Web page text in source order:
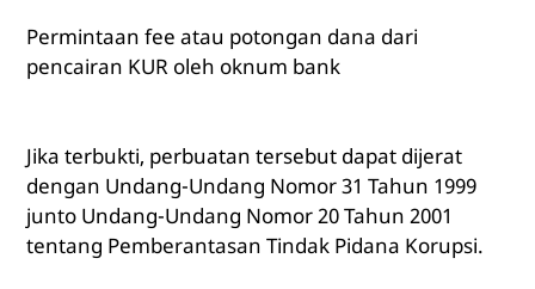
Permintaan fee atau potongan dana dari
pencairan KUR oleh oknum bank
Jika terbukti, perbuatan tersebut dapat dijerat
dengan Undang-Undang Nomor 31 Tahun 1999
junto Undang-Undang Nomor 20 Tahun 2001
tentang Pemberantasan Tindak Pidana Korupsi.